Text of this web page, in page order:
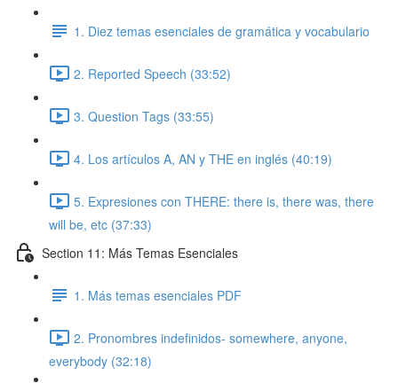
1. Diez temas esenciales de gramática y vocabulario
2. Reported Speech (33:52)
3. Question Tags (33:55)
4. Los artículos A, AN y THE en inglés (40:19)
5. Expresiones con THERE: there is, there was, there
will be, etc (37:33)
Section 11: Más Temas Esenciales
1. Más temas esenciales PDF
2. Pronombres indefinidos- somewhere, anyone,
everybody (32:18)